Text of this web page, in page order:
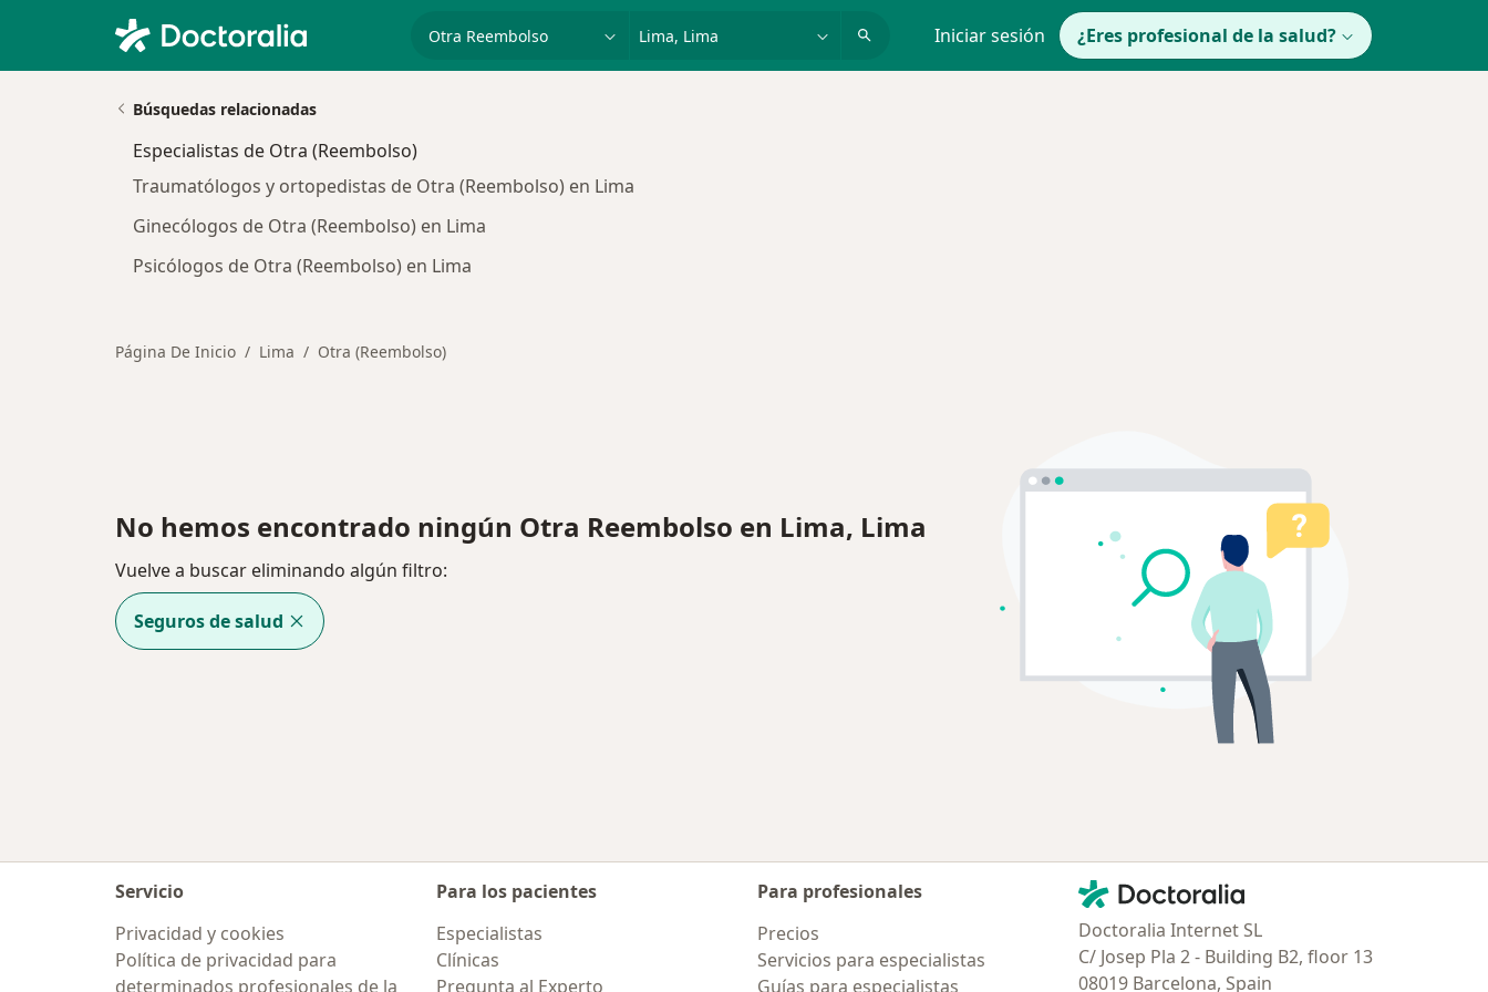
Iniciar sesión ¿Eres profesional de la salud?
Búsquedas relacionadas
Especialistas de Otra (Reembolso)
Traumatólogos y ortopedistas de Otra (Reembolso) en Lima
Ginecólogos de Otra (Reembolso) en Lima
Psicólogos de Otra (Reembolso) en Lima
Página De Inicio Lima Otra (Reembolso)
No hemos encontrado ningún Otra Reembolso en Lima, Lima
Vuelve a buscar eliminando algún filtro:
Seguros de salud
Servicio
Privacidad y cookies
Política de privacidad para
determinados profesionales de la
Para los pacientes
Especialistas
Clínicas
Pregunta al Experto
Para profesionales
Precios
Servicios para especialistas
Guías para especialistas
Contacto
Doctoralia - Página de inicio
Doctoralia Internet SL
C/ Josep Pla 2 - Building B2, floor 13
08019 Barcelona, Spain